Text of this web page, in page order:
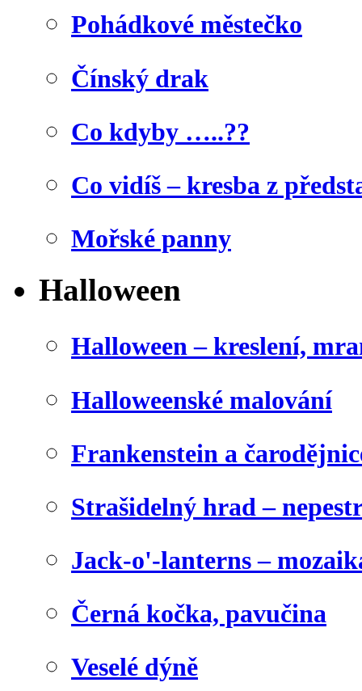
Pohádkové městečko
Čínský drak
Co kdyby …..??
Co vidíš – kresba z
Mořské panny
Halloween
Halloween – kreslení,
Halloweenské malování
Frankenstein a
Strašidelný hrad –
Jack-o'-lanterns –
Černá kočka, pavučina
Veselé dýně